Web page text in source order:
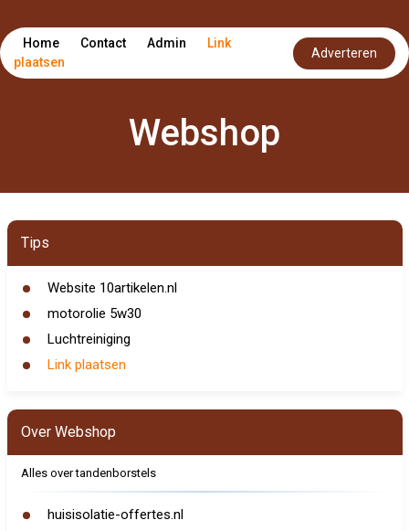
Home Contact Admin
Link
plaatsen
Adverteren
Webshop
Tips
Website 10artikelen.nl
motorolie 5w30
Luchtreiniging
Link plaatsen
Over Webshop
Alles over tandenborstels
huisisolatie-offertes.nl